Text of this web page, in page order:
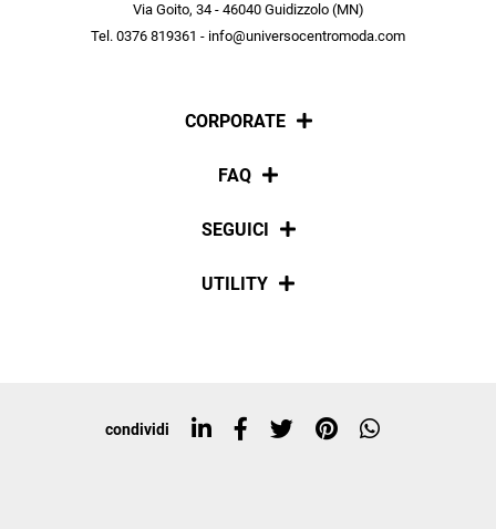
Via Goito, 34 - 46040 Guidizzolo (MN)
Tel. 0376 819361 - info@universocentromoda.com
CORPORATE
Chi siamo
FAQ
Pagamenti
SEGUICI
Social
UTILITY
Top ricerche
condividi
scopri in anteprima le offerte in esclusiva a te riservate.